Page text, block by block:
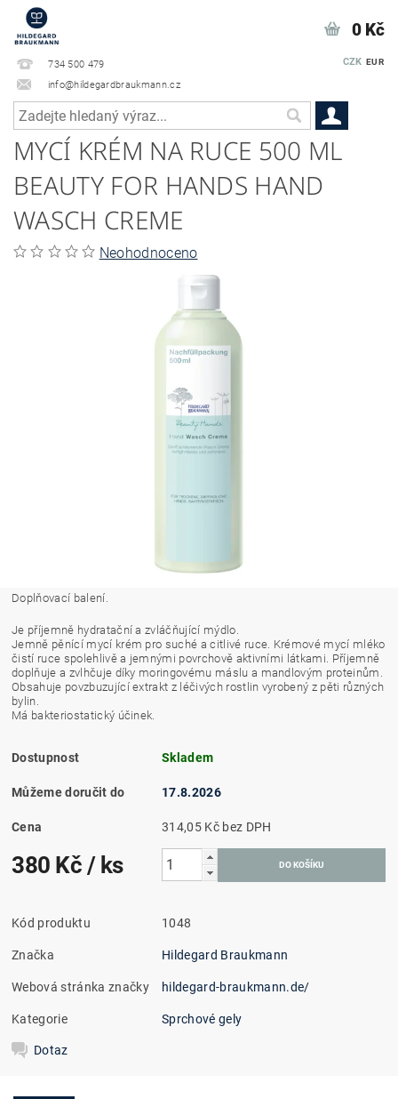
734 500 479
info@hildegardbraukmann.cz
CZK EUR
0 Kč
MYCÍ KRÉM NA RUCE 500 ML
BEAUTY FOR HANDS HAND
WASCH CREME
Neohodnoceno
Doplňovací balení.
Je příjemně hydratační a zvláčňující mýdlo.
Jemně pěnící mycí krém pro suché a citlivé ruce. Krémové mycí mléko
čistí ruce spolehlivě a jemnými povrchově aktivními látkami. Příjemně
doplňuje a zvlhčuje díky moringovému máslu a mandlovým proteinům.
Obsahuje povzbuzující extrakt z léčivých rostlin vyrobený z pěti různých
bylin.
Má bakteriostatický účinek.
Dostupnost Skladem
Můžeme doručit do 17.8.2026
Cena 314,05 Kč bez DPH
380 Kč / ks
Kód produktu 1048
Značka Hildegard Braukmann
Webová stránka značky hildegard-braukmann.de/
Kategorie Sprchové gely
Dotaz